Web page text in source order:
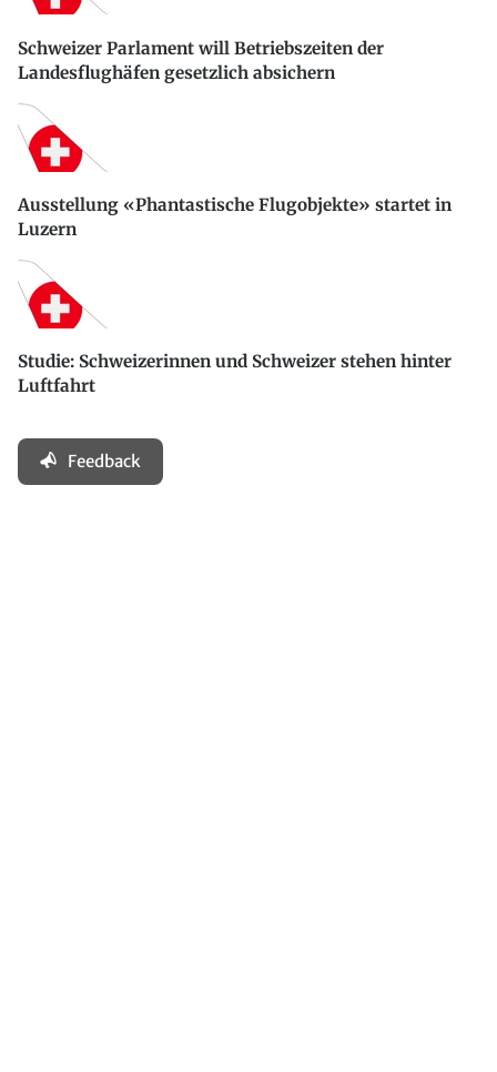
Schweizer Parlament will Betriebszeiten der
Landesflughäfen gesetzlich absichern
Ausstellung «Phantastische Flugobjekte» startet in
Luzern
Studie: Schweizerinnen und Schweizer stehen hinter
Luftfahrt
Feedback